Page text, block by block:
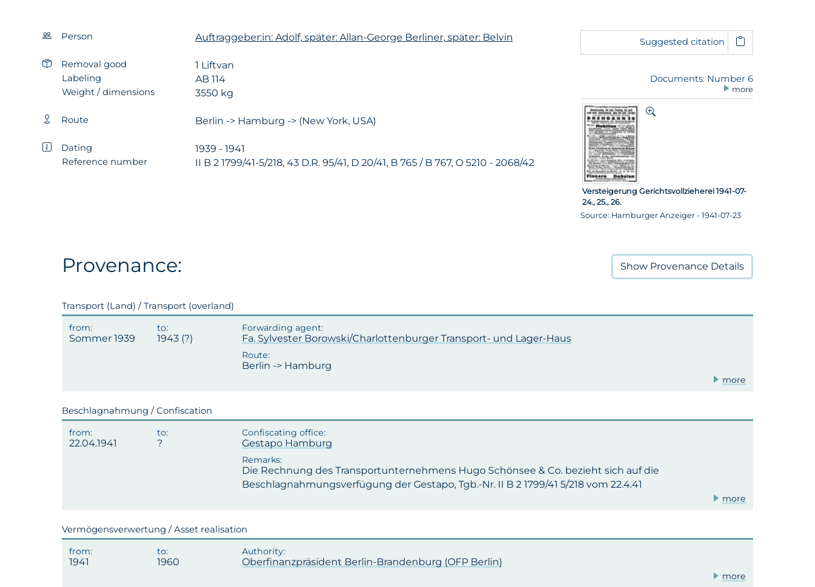
Person Auftraggeber:in: Adolf, später: Allan-George Berliner, später: Belvin
Removal good 1 Liftvan
Labeling AB 114
Weight / dimensions 3550 kg
Route Berlin -> Hamburg -> (New York, USA)
Dating 1939 - 1941
Reference number II B 2 1799/41-5/218, 43 D.R. 95/41, D 20/41, B 765 / B 767, O 5210 - 2068/42
Suggested citation
Documents: Number 6
more
Versteigerung Gerichtsvollzieherei 1941-07-
24., 25., 26.
Source: Hamburger Anzeiger - 1941-07-23
Provenance: Show Provenance Details
Transport (Land) / Transport (overland)
Sommer 1939 1943 (?) Fa. Sylvester Borowski/Charlottenburger Transport- und Lager-Haus
Berlin -> Hamburg
more
Beschlagnahmung / Confiscation
22.04.1941 Gestapo Hamburg
Die Rechnung des Transportunternehmens Hugo Schönsee & Co. bezieht sich auf die
Beschlagnahmungsverfügung der Gestapo, Tgb.-Nr. II B 2 1799/41 5/218 vom 22.4.41
more
Vermögensverwertung / Asset realisation
1941 1960 Oberfinanzpräsident Berlin-Brandenburg (OFP Berlin)
more